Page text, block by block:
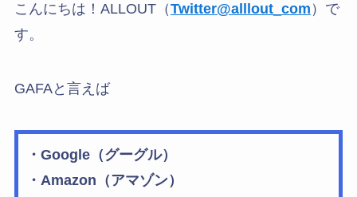
こんにちは！ALLOUT（Twitter@alllout_com ）で
す。
GAFAと言えば
・Google（グーグル）
・Amazon（アマゾン）